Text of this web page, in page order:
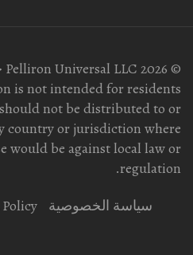
© 2026 Pelliron Universal LLC جميع الحقوق محفوظة.
is not intended for residents
not be distributed to or
country or jurisdiction where
would be against local law or
regulation.
سياسة الخصوصية